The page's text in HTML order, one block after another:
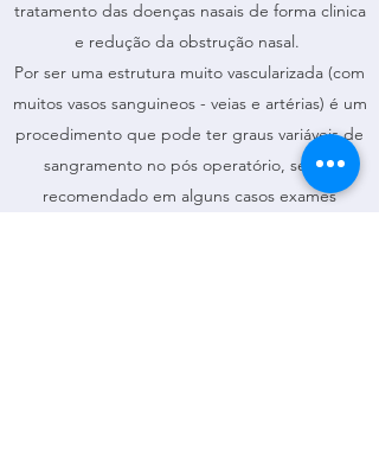
tratamento das doenças nasais de forma clinica
e redução da obstrução nasal.
Por ser uma estrutura muito vascularizada (com
muitos vasos sanguineos - veias e artérias) é um
procedimento que pode ter graus variáveis de
sangramento no pós operatório, sendo
recomendado em alguns casos exames